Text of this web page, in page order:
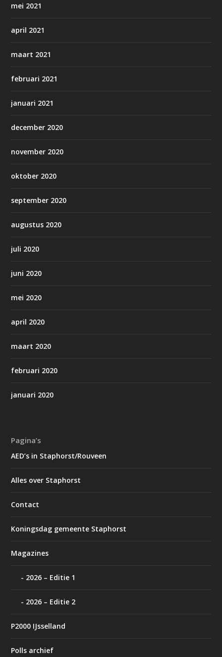
mei 2021
april 2021
maart 2021
februari 2021
januari 2021
december 2020
november 2020
oktober 2020
september 2020
augustus 2020
juli 2020
juni 2020
mei 2020
april 2020
maart 2020
februari 2020
januari 2020
Pagina’s
AED’s in Staphorst/Rouveen
Alles over Staphorst
Contact
Koningsdag gemeente Staphorst
Magazines
2026 – Editie 1
2026 – Editie 2
P2000 IJsselland
Polls archief